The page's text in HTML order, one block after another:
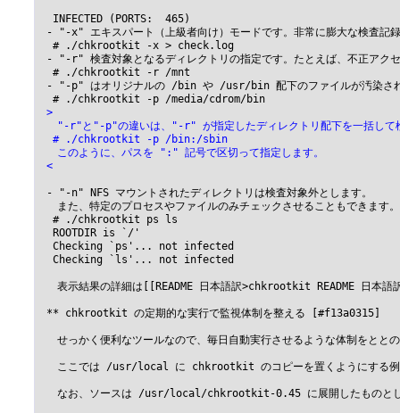
  INFECTED (PORTS:  465)
- "-x" エキスパート（上級者向け）モードです。非常に膨大な検査記
  # ./chkrootkit -x > check.log
- "-r" 検査対象となるディレクトリの指定です。たとえば、不正アク
  # ./chkrootkit -r /mnt
- "-p" はオリジナルの /bin や /usr/bin 配下のファイルが汚染されて
>
"-r"と"-p"の違いは、"-r" が指定したディレクトリ配下を一括して
  # ./chkrootkit -p /bin:/sbin
このように、パスを ":" 記号で区切って指定します。
<
- "-n" NFS マウントされたディレクトリは検査対象外とします。
また、特定のプロセスやファイルのみチェックさせることもできま
  # ./chkrootkit ps ls
  ROOTDIR is `/'
  Checking `ps'... not infected
  Checking `ls'... not infected
表示結果の詳細は[[README 日本語訳>chkrootkit README 日本語
** chkrootkit の定期的な実行で監視体制を整える [#f13a0315]
せっかく便利なツールなので、毎日自動実行させるような体制をとと
ここでは /usr/local に chkrootkit のコピーを置くようにする例
なお、ソースは /usr/local/chkrootkit-0.45 に展開したものと